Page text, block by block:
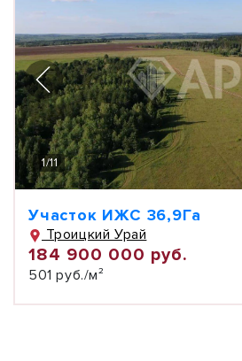
1/11
Участок ИЖС 36,9Га
Троицкий Урай
184 900 000 руб.
501 руб./м²